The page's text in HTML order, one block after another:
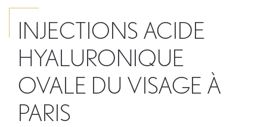
INJECTIONS ACIDE
HYALURONIQUE
OVALE DU VISAGE À
PARIS